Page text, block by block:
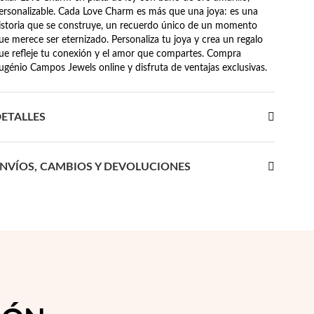
Cada Love Charm es más que una joya: es una
que se construye, un recuerdo único de un momento
merece ser eternizado. Personaliza tu joya y crea un regalo
refleje tu conexión y el amor que compartes. Compra
Campos Jewels online y disfruta de ventajas exclusivas.
CAMBIOS Y DEVOLUCIONES